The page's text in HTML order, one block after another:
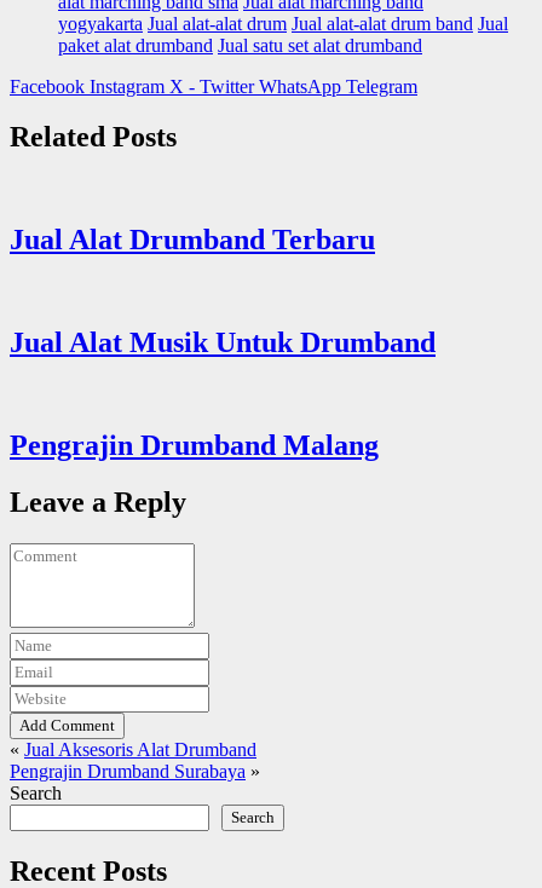
yogyakarta Jual alat-alat drum Jual alat-alat drum band Jual
paket alat drumband Jual satu set alat drumband
Facebook Instagram X - Twitter WhatsApp Telegram
Related Posts
Jual Alat Drumband Terbaru
Jual Alat Musik Untuk Drumband
Pengrajin Drumband Malang
Leave a Reply
Add Comment
« Jual Aksesoris Alat Drumband
Pengrajin Drumband Surabaya »
Search
Search
Recent Posts